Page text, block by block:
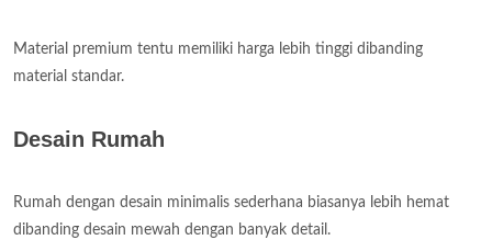
Material premium tentu memiliki harga lebih tinggi dibanding
material standar.
Desain Rumah
Rumah dengan desain minimalis sederhana biasanya lebih hemat
dibanding desain mewah dengan banyak detail.